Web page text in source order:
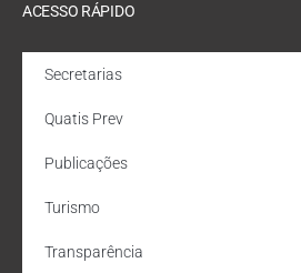
ACESSO RÁPIDO
Secretarias
Quatis Prev
Publicações
Turismo
Transparência